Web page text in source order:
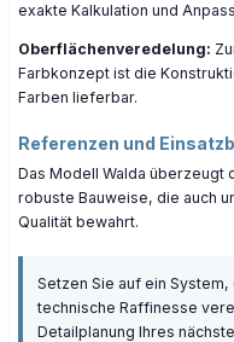
exakte Kalkulation und
Oberflächenveredelung:
Farbkonzept ist die
Farben lieferbar.
Referenzen und
Das Modell Walda überzeugt
robuste Bauweise, die auch
Qualität bewahrt.
Setzen Sie auf ein
technische Raffinesse
Detailplanung Ihres